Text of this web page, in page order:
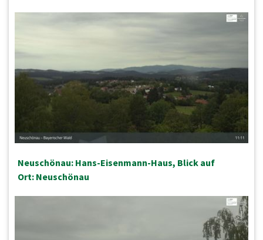
Neuschönau: Hans-Eisenmann-Haus, Blick auf
Ort: Neuschönau